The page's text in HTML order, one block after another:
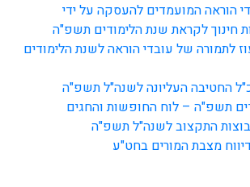
הוראה המועמדים להעסקה על ידי
חינוך לקראת שנת הלימודים תשפ"ה
לתמורה של עובדי הוראה לשנת הלימודים
החטיבה העליונה לשנה"ל תשפ"ה
תשפ"ה – לוח החופשות והחגים
התקצוב לשנה"ל תשפ"ה
מצבת המורים בחט"ע